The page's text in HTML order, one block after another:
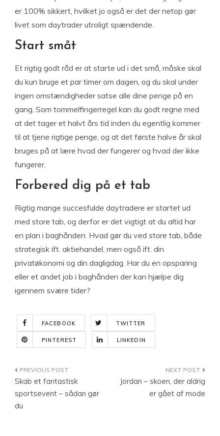
er 100% sikkert, hvilket jo også er det der netop gør
livet som daytrader utroligt spændende.
Start småt
Et rigtig godt råd er at starte ud i det små, måske skal
du kun bruge et par timer om dagen, og du skal under
ingen omstændigheder satse alle dine penge på en
gang. Som tommelfingerregel kan du godt regne med
at det tager et halvt års tid inden du egentlig kommer
til at tjene rigtige penge, og at det første halve år skal
bruges på at lære hvad der fungerer og hvad der ikke
fungerer.
Forbered dig på et tab
Rigtig mange succesfulde daytradere er startet ud
med store tab, og derfor er det vigtigt at du altid har
en plan i baghånden. Hvad gør du ved store tab, både
strategisk ift. aktiehandel, men også ift. din
privatøkonomi og din dagligdag. Har du en opsparing
eller et andet job i baghånden der kan hjælpe dig
igennem svære tider?
FACEBOOK TWITTER
PINTEREST LINKEDIN
Indlægsnavigation
Skab et fantastisk
sportsevent – sådan gør
du
Jordan – skoen, der aldrig
er gået af mode